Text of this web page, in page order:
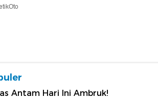
Antam Hari Ini Ambruk!